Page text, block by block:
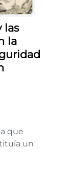
las
la
que
un